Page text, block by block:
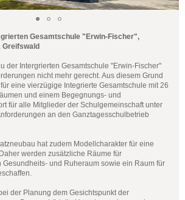
Gesamtschule "Erwin-Fischer",
Greifswald
der Intergrierten Gesamtschule "Erwin-Fischer"
nicht mehr gerecht. Aus diesem Grund
eine vierzügige Integrierte Gesamtschule mit 26
und einem Begegnungs- und
für alle Mitglieder der Schulgemeinschaft unter
an den Ganztagesschulbetrieb
hat zudem Modellcharakter für eine
werden zusätzliche Räume für
und Ruheraum sowie ein Raum für
der Planung dem Gesichtspunkt der